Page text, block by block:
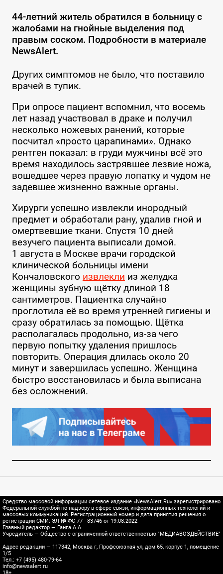
44-летний житель обратился в больницу с
жалобами на гнойные выделения под
правым соском. Подробности в материале
NewsAlert.
Других симптомов не было, что поставило
врачей в тупик.
При опросе пациент вспомнил, что восемь
лет назад участвовал в драке и получил
несколько ножевых ранений, которые
посчитал «просто царапинами». Однако
рентген показал: в груди мужчины всё это
время находилось застрявшее лезвие ножа,
вошедшее через правую лопатку и чудом не
задевшее жизненно важные органы.
Хирурги успешно извлекли инородный
предмет и обработали рану, удалив гной и
омертвевшие ткани. Спустя 10 дней
везучего пациента выписали домой.
1 августа в Москве врачи городской
клинической больницы имени
Кончаловского извлекли из желудка
женщины зубную щётку длиной 18
сантиметров. Пациентка случайно
проглотила её во время утренней гигиены и
сразу обратилась за помощью. Щётка
располагалась продольно, из-за чего
первую попытку удаления пришлось
повторить. Операция длилась около 20
минут и завершилась успешно. Женщина
быстро восстановилась и была выписана
без осложнений.
Средство массовой информации сетевое издание «NewsAlert.Ru» зарегистрировано
Федеральной службой по надзору в сфере связи, информационных технологий и
массовых коммуникаций. Регистрационный номер и дата принятия решения о
регистрации СМИ: ЭЛ № ФС 77 - 83746 от 19.08.2022
Главный редактор — Ганга А.А.
Учредитель — Общество с ограниченной ответственностью "МЕДИАВОЗДЕЙСТВИЕ"
Адрес редакции — 117342, Москва г, Профсоюзная ул, дом 65, корпус 1, помещение
1/5
Тел.: +7 (495) 480-79-64
info@newsalert.ru